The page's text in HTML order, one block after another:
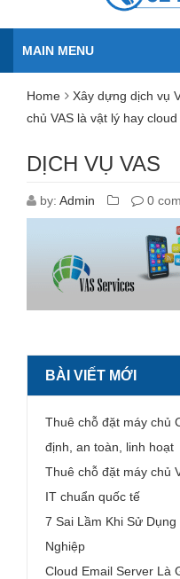
MAIN MENU
Home
Xây dựng dịch vụ
chủ VAS là vật lý hay
DỊCH VỤ VAS
by: Admin 0
BÀI VIẾT MỚI
Thuê chỗ đặt máy chủ
định, an toàn, linh hoạt
Thuê chỗ đặt máy chủ
IT chuẩn quốc tế
7 Sai Lầm Khi Sử
Nghiệp
Cloud Email Server Là